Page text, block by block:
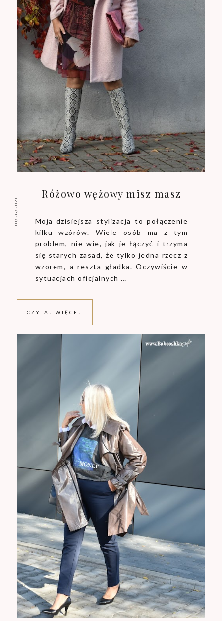
10/26/2021
Różowo wężowy misz masz
Moja dzisiejsza stylizacja to połączenie
kilku wzórów. Wiele osób ma z tym
problem, nie wie, jak je łączyć i trzyma
się starych zasad, że tylko jedna rzecz z
wzorem, a reszta gładka. Oczywiście w
sytuacjach oficjalnych …
CZYTAJ WIĘCEJ